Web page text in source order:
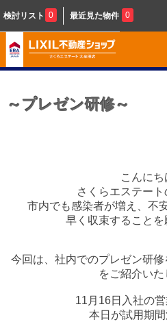
検討リスト 0 最近見た物件 0
～プレゼン研修～
こんにち
さくらエステート
市内でも感染者が増え、不
早く収束すること
今回は、社内でのプレゼン研
をご紹介いた
11月16日入社の
本日が試用期